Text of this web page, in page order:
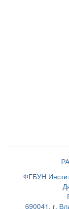
ФГБУН
690041, г.